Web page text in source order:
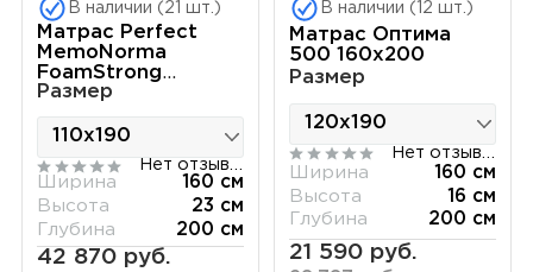
В наличии (21 шт.)
Матрас Perfect
MemoNorma
FoamStrong
160х200
Размер
Нет отзывов
Ширина
160 см
Высота
23 см
Глубина
200 см
42 870 руб.
В наличии (12 шт.)
Матрас Оптима
500 160х200
Размер
Ширина
160 см
Высота
16 см
Глубина
200 см
21 590 руб.